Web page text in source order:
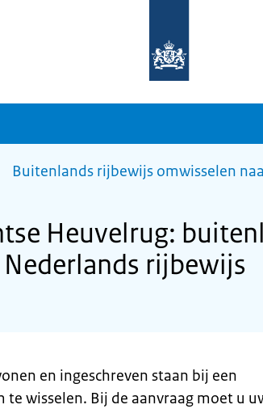
homepage
sdg.rijksoverheid.nl
Buitenlands rijbewijs omwisselen
Heuvelrug:
rijbewijs
en ingeschreven staan bij een
wisselen. Bij de aanvraag moet u